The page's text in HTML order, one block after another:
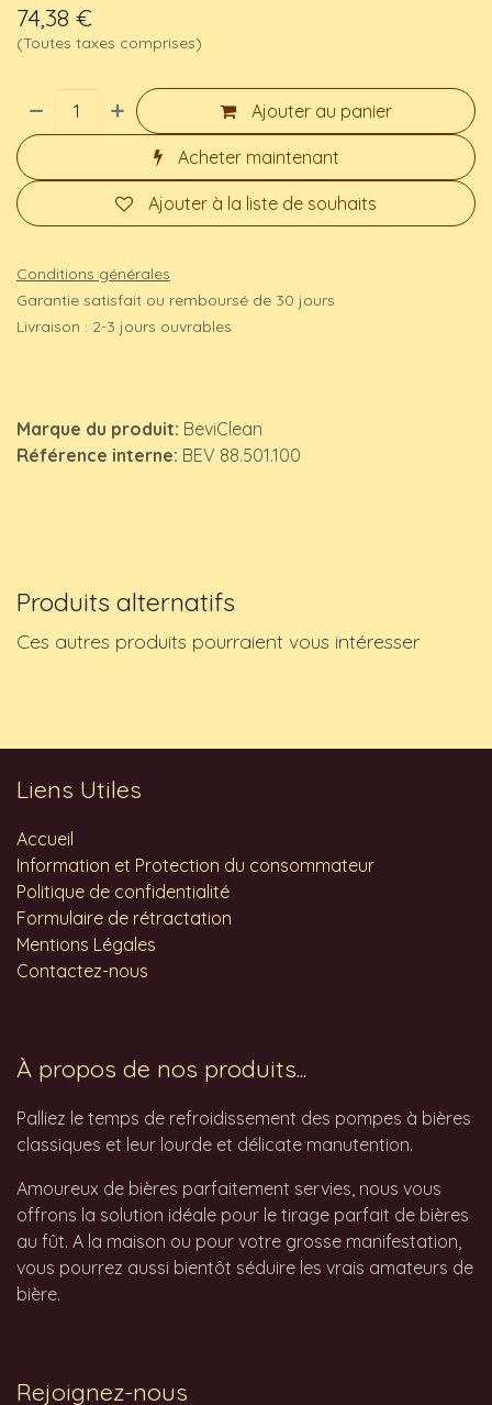
74,38 €
(Toutes taxes comprises)
Ajouter au panier
Acheter maintenant
Ajouter à la liste de souhaits
Conditions générales
Garantie satisfait ou remboursé de 30 jours
Livraison : 2-3 jours ouvrables
Marque du produit: BeviClean
Référence interne: BEV 88.501.100
Produits alternatifs
Ces autres produits pourraient vous intéresser
Liens Utiles
Accueil
Information et Protection du consommateur
Politique de confidentialité
Formulaire de rétractation
Mentions Légales
Contactez-nous
À propos de nos produits...
Palliez le temps de refroidissement des pompes à bières
classiques et leur lourde et délicate manutention.
Amoureux de bières parfaitement servies, nous vous
offrons la solution idéale pour le tirage parfait de bières
au fût. A la maison ou pour votre grosse manifestation,
vous pourrez aussi bientôt séduire les vrais amateurs de
bière.
Rejoignez-nous